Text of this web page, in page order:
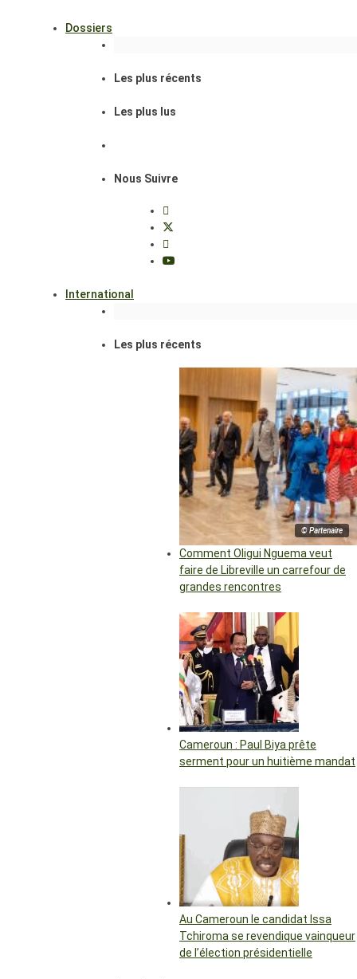
Dossiers
Les plus récents
Les plus lus
Nous Suivre
International
Les plus récents
© Partenaire
Comment Oligui Nguema veut
faire de Libreville un carrefour de
grandes rencontres
Cameroun : Paul Biya prête
serment pour un huitième mandat
Au Cameroun le candidat Issa
Tchiroma se revendique vainqueur
de l’élection présidentielle